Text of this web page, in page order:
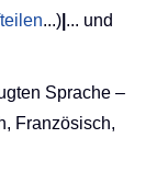
...) ... und
Sprache –
Französisch,